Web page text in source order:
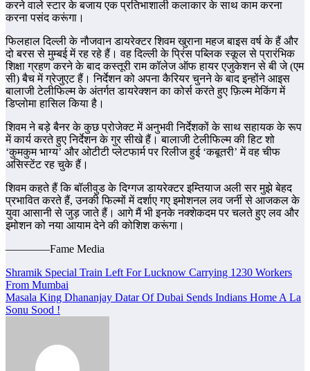
करने वाले स्टार के बजाय एक प्रतिभाशाली कलाकार के साथ काम करना
करना पसंद करूंगा।
फिलहाल दिल्ली के नौजवान डायरेक्टर शिवम खुराना महज बाइस वर्ष के हैं और
दो बरस से मुम्बई में रह रहे हैं। वह दिल्ली के प्रिंस पब्लिक स्कूल से प्रारंभिक
शिक्षा ग्रहण करने के बाद कस्तूरी राम कॉलेज ऑफ हायर एजुकेशन से बी जे (एम
सी) बैच में ग्रेजुएट हैं। निर्देशन को अपना कैरियर चुनने के बाद इन्होंने आइस
बालाजी टेलीफिल्म के अंतर्गत डायरेक्शन का कोर्स करते हुए फ़िल्म मेकिंग में
डिप्लोमा हासिल किया है।
शिवम ने बड़े बैनर के कुछ प्रोजेक्ट में अनुभवी निर्देशकों के साथ सहायक के रूप
में कार्य करते हुए निर्देशन के गुर सीखे हैं। बालाजी टेलीफिल्म की हिट शो
‘कुमकुम भाग्य’ और ओटीटी प्लेटफार्म पर रिलीज हुई ‘कबूतरी’ में वह चीफ
असिस्टेंट रह चुके हैं।
शिवम कहते हैं कि बॉलीवुड के दिग्गज डायरेक्टर इम्तियाज अली सर मुझे बेहद
प्रभावित करते हैं, उनकी फिल्मों में दर्शाए गए इमोशनल लव जर्नी से आजकल के
युवा आसानी से जुड़ जाते हैं। आगे मैं भी इनके नक्शेकदम पर चलते हुए लव और
इमोशन को नया आयाम देने की कोशिश करूंगा।
————Fame Media
Post
navigation
Shramik Special Train Left For Lucknow Carrying 1230 Workers
From Mumbai
Masala King Dhananjay Datar Of Dubai Sends Indians Home A La
Sonu Sood !